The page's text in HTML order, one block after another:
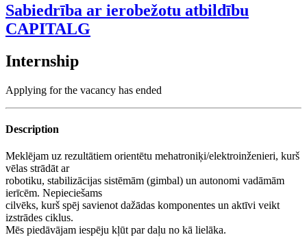
Sabiedrība ar ierobežotu atbildību
CAPITALG
Internship
Applying for the vacancy has ended
Description
Meklējam uz rezultātiem orientētu mehatroniķi/elektroinženieri, kurš
vēlas strādāt ar
robotiku, stabilizācijas sistēmām (gimbal) un autonomi vadāmām
ierīcēm. Nepieciešams
cilvēks, kurš spēj savienot dažādas komponentes un aktīvi veikt
izstrādes ciklus.
Mēs piedāvājam iespēju kļūt par daļu no kā lielāka.